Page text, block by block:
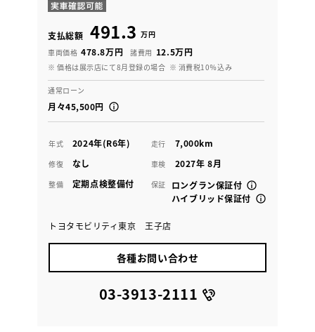
支払総額 491.3 万円
車両価格 478.8万円 諸費用 12.5万円
※ 価格は展示店にて8月登録の場合 ※ 消費税10％込み
通常ローン
月々45,500円
年式 2024年(R6年) 走行 7,000km
修復 なし 車検 2027年 8月
整備 定期点検整備付 保証
ロングラン保証付
ハイブリッド保証付
トヨタモビリティ東京 王子店
各種お問い合わせ
03-3913-2111